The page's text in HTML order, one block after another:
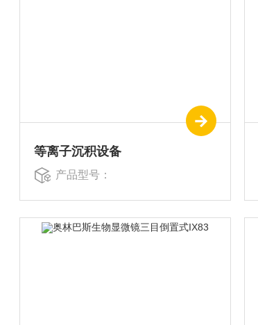
等离子沉积设备
产品型号：